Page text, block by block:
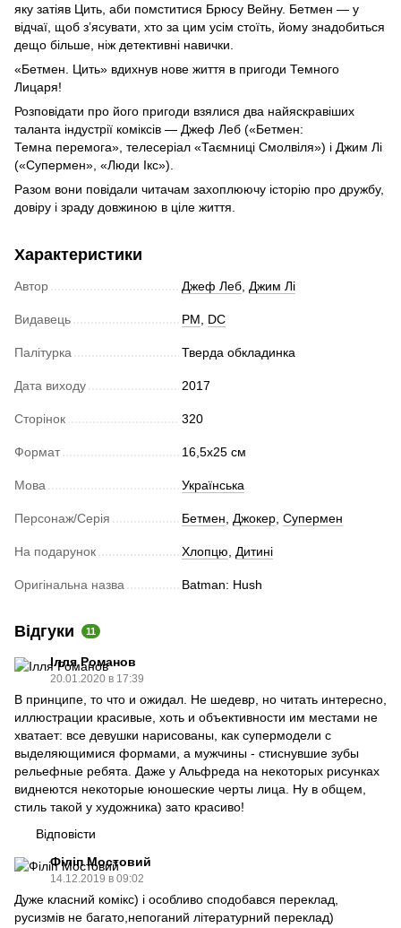
яку затіяв Цить, аби помститися Брюсу Вейну. Бетмен — у
відчаї, щоб з’ясувати, хто за цим усім стоїть, йому знадобиться
дещо більше, ніж детективні навички.
«Бетмен. Цить» вдихнув нове життя в пригоди Темного
Лицаря!
Розповідати про його пригоди взялися два найяскравіших
таланта індустрії коміксів — Джеф Леб («Бетмен:
Темна перемога», телесеріал «Таємниці Смолвіля») і Джим Лі
(«Супермен», «Люди Ікс»).
Разом вони повідали читачам захоплюючу історію про дружбу,
довіру і зраду довжиною в ціле життя.
Характеристики
Автор Джеф Леб, Джим Лі
Видавець РМ, DC
Палітурка Тверда обкладинка
Дата виходу 2017
Сторінок 320
Формат 16,5х25 см
Мова Українська
Персонаж/Серія Бетмен, Джокер, Супермен
На подарунок Хлопцю, Дитині
Оригінальна назва Batman: Hush
Відгуки 11
Ілля Романов
20.01.2020 в 17:39
В принципе, то что и ожидал. Не шедевр, но читать интересно,
иллюстрации красивые, хоть и объективности им местами не
хватает: все девушки нарисованы, как супермодели с
выделяющимися формами, а мужчины - стиснувшие зубы
рельефные ребята. Даже у Альфреда на некоторых рисунках
виднеются некоторые юношеские черты лица. Ну в общем,
стиль такой у художника) зато красиво!
Відповісти
Філіп Мостовий
14.12.2019 в 09:02
Дуже класний комікс) і особливо сподобався переклад,
русизмів не багато,непоганий літературний переклад)